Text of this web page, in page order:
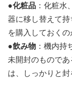
●化粧品 ：化粧水
器に移し替えて
を購入しておくの
●飲み物 ：機内持
未開封のもので
は、しっかりと封